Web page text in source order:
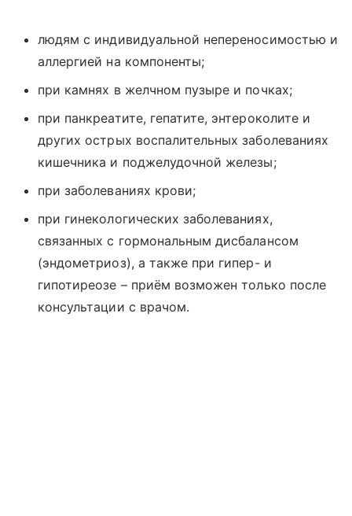
людям с индивидуальной непереносимостью и
аллергией на компоненты;
при камнях в желчном пузыре и почках;
при панкреатите, гепатите, энтероколите и
других острых воспалительных заболеваниях
кишечника и поджелудочной железы;
при заболеваниях крови;
при гинекологических заболеваниях,
связанных с гормональным дисбалансом
(эндометриоз), а также при гипер- и
гипотиреозе – приём возможен только после
консультации с врачом.